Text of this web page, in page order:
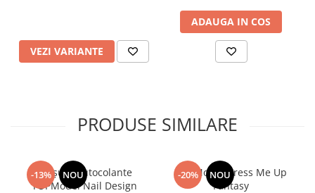
VEZI VARIANTE
ADAUGA IN COS
PRODUSE SIMILARE
-13% NOU
Broșură autocolante
TOPModel Nail Design
-20% NOU
TOPModel Dress Me Up
Fantasy